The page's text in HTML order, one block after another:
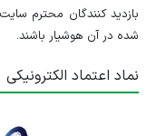
بازدید کنندگان محترم
شده در آن هوشیار باشند.
نماد اعتماد الکترونیکی